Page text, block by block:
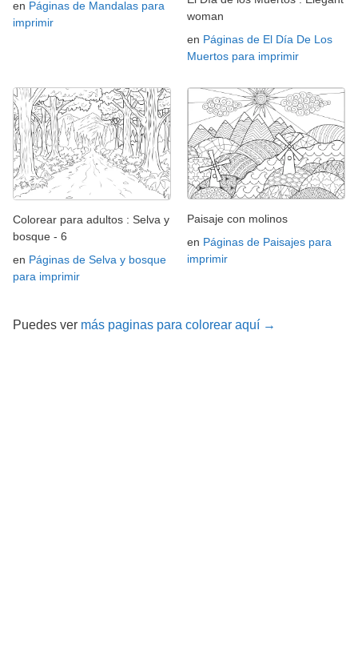
en Páginas de Mandalas para
imprimir
woman
en Páginas de El Día De Los
Muertos para imprimir
Colorear para adultos : Selva y
bosque - 6
en Páginas de Selva y bosque
para imprimir
Paisaje con molinos
en Páginas de Paisajes para
imprimir
Puedes ver más paginas para colorear aquí →